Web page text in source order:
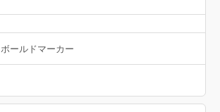
ボールドマーカー